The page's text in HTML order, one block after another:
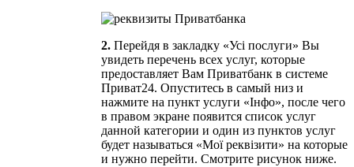
2. Перейдя в закладку «Усі послуги» Вы
увидеть перечень всех услуг, которые
предоставляет Вам Приватбанк в системе
Приват24. Опуститесь в самый низ и
нажмите на пункт услуги «Інфо», после чего
в правом экране появится список услуг
данной категории и один из пунктов услуг
будет называться «Мої реквізити» на которые
и нужно перейти. Смотрите рисунок ниже.